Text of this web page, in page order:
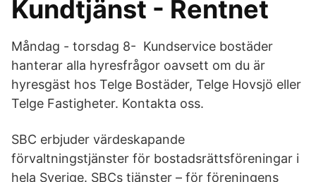
Kundtjänst - Rentnet
Måndag - torsdag 8- Kundservice bostäder
hanterar alla hyresfrågor oavsett om du är
hyresgäst hos Telge Bostäder, Telge Hovsjö eller
Telge Fastigheter. Kontakta oss.
SBC erbjuder värdeskapande
förvaltningstjänster för bostadsrättsföreningar i
hela Sverige. SBCs tjänster – för föreningens